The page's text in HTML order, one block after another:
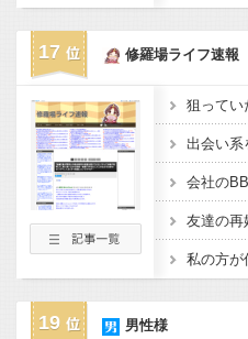
17 修羅場ライフ速報
19 男性様